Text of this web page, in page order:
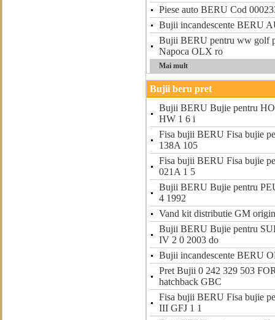
Piese auto BERU Cod
Bujii incandescente BERU
Bujii BERU pentru ww golf
Napoca OLX ro
Mai mult
Bujii beru pret
Bujii BERU Bujie pentru
HW 1 6 i
Fisa bujii BERU Fisa bujie
138A 105
Fisa bujii BERU Fisa bujie
021A 1 5
Bujii BERU Bujie pentru
4 1992
Vand kit distributie GM
Bujii BERU Bujie pentru
IV 2 0 2003 do
Bujii incandescente BERU
Pret Bujii 0 242 329 503
hatchback GBC
Fisa bujii BERU Fisa bujie
III GFJ 1 1